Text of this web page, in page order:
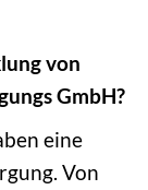
von
GmbH?
eine
Von